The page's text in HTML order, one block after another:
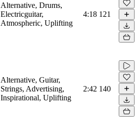
Alternative, Drums,
Electricguitar,
Atmospheric, Uplifting
4:18 121
Alternative, Guitar,
Strings, Advertising,
Inspirational, Uplifting
2:42 140